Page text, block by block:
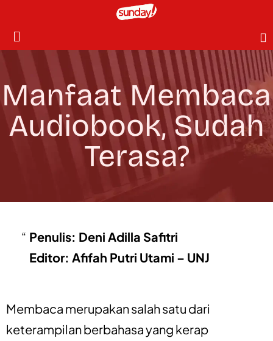
Manfaat Membaca
Audiobook, Sudah
Terasa?
Penulis: Deni Adilla Safitri
Editor: Afifah Putri Utami – UNJ
Membaca merupakan salah satu dari
keterampilan berbahasa yang kerap